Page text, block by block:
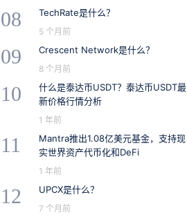
08 TechRate是什么？
5 个月前
09 Crescent Network是什么？
8 个月前
10
什么是泰达币USDT？泰达币USDT最
新价格行情分析
1 年前
11
Mantra推出1.08亿美元基金，支持现
实世界资产代币化和DeFi
1 年前
12 UPCX是什么？
7 个月前